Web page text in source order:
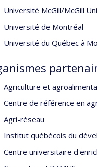
Université McGill/McGill
Université de Montréal
Université du Québec à
Agriculture et
Centre de référence en
Agri-réseau
Institut québécois du
Centre universitaire